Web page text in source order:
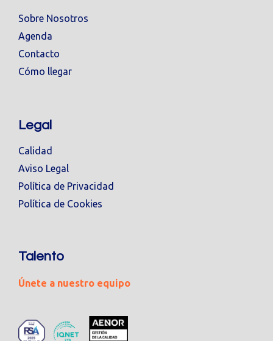
Sobre Nosotros
Agenda
Contacto
Cómo llegar
Legal
Calidad
Aviso Legal
Política de Privacidad
Política de Cookies
Talento
Únete a nuestro equipo